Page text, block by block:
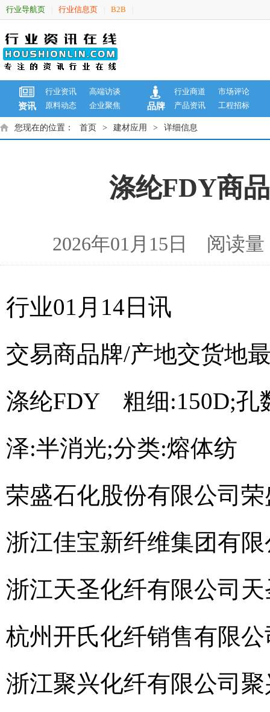
行业导航页 行业信息页 B2B
资讯
行业资讯
高端访谈
原料动态
企业聚焦 品牌
行业商道
市场评论
产品资讯
工程招标
您现在的位置： 首页 > 建材应用 > 详细信息
涤纶FDY商
2026年01月15日 阅读
行业01月14日讯
交易商品牌/产地交货地
涤纶FDY 粗细:150D;孔
泽:半消光;分类:熔体纺
荣盛石化股份有限公司 荣
浙江佳宝新纤维集团有
浙江天圣化纤有限公司
杭州开氏化纤销售有限公
浙江聚兴化纤有限公司